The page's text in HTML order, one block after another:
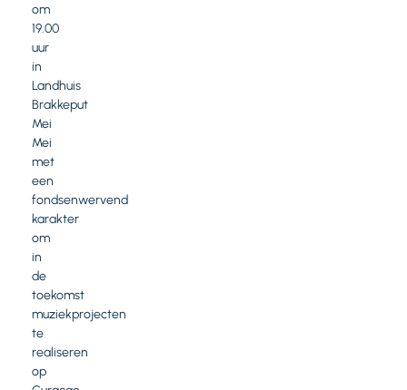
om
19.00
uur
in
Landhuis
Brakkeput
Mei
Mei
met
een
fondsenwervend
karakter
om
in
de
toekomst
muziekprojecten
te
realiseren
op